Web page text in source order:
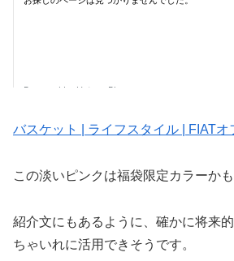
バスケット | ライフスタイル | FIATオ
この淡いピンクは福袋限定カラーかも
紹介文にもあるように、確かに将来
ちゃいれに活用できそうです。